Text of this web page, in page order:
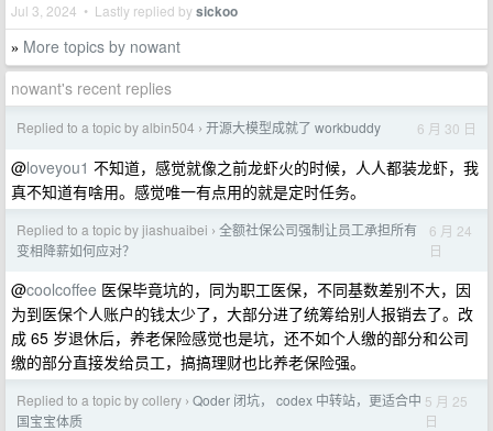
Jul 3, 2024 • Lastly replied bysickoo
» More topics by nowant
nowant's recent replies
Replied to a topic by albin504 › 开源大模型成就了 workbuddy 6 月 30 日
@loveyou1 不知道，感觉就像之前龙虾火的时候，人人都装龙虾，我
真不知道有啥用。感觉唯一有点用的就是定时任务。
Replied to a topic by jiashuaibei › 全额社保公司强制让员工承担所有
变相降薪如何应对？
6 月 24
日
@coolcoffee 医保毕竟坑的，同为职工医保，不同基数差别不大，因
为到医保个人账户的钱太少了，大部分进了统筹给别人报销去了。改
成 65 岁退休后，养老保险感觉也是坑，还不如个人缴的部分和公司
缴的部分直接发给员工，搞搞理财也比养老保险强。
Replied to a topic by collery › Qoder 闭坑， codex 中转站，更适合中
国宝宝体质
5 月 25
日